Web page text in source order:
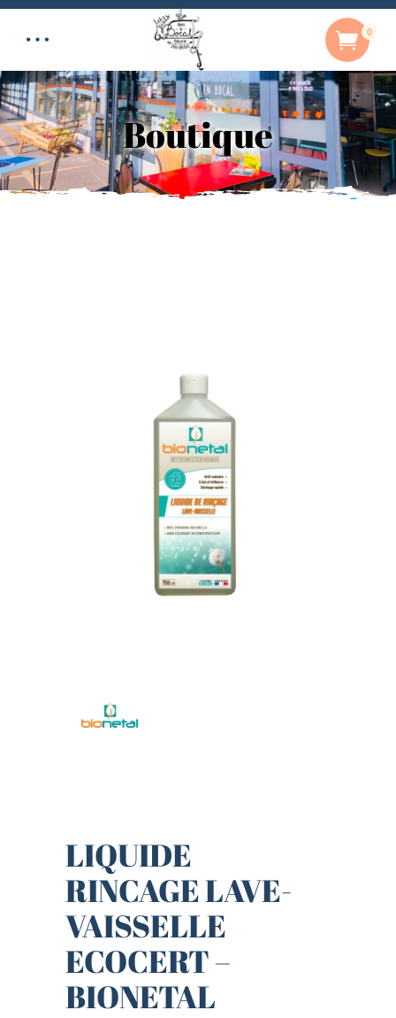
0
Boutique
LIQUIDE
RINCAGE LAVE-
VAISSELLE
ECOCERT –
BIONETAL